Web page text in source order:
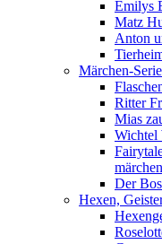
Emilys
Matz
Anton
Märchen-
Ritter
Mias
Der
Hexen,